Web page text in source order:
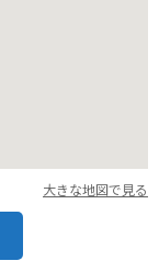
大きな地図で見る